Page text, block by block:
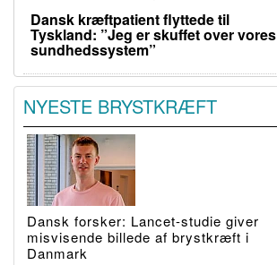
Dansk kræftpatient flyttede til
Tyskland: ”Jeg er skuffet over vores
sundhedssystem”
NYESTE BRYSTKRÆFT
Dansk forsker: Lancet-studie giver
misvisende billede af brystkræft i
Danmark